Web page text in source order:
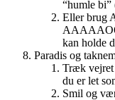
“humle bi”
Eller brug
kan holde
Paradis og
Træk vejret
du er let
Smil og